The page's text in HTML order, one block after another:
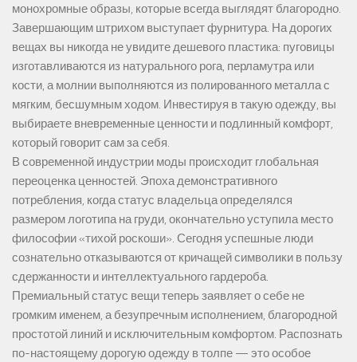
монохромные образы, которые всегда выглядят благородно.
Завершающим штрихом выступает фурнитура. На дорогих
вещах вы никогда не увидите дешевого пластика: пуговицы
изготавливаются из натурального рога, перламутра или
кости, а молнии выполняются из полированного металла с
мягким, бесшумным ходом. Инвестируя в такую одежду, вы
выбираете вневременные ценности и подлинный комфорт,
который говорит сам за себя.
В современной индустрии моды происходит глобальная
переоценка ценностей. Эпоха демонстративного
потребления, когда статус владельца определялся
размером логотипа на груди, окончательно уступила место
философии «тихой роскоши». Сегодня успешные люди
сознательно отказываются от кричащей символики в пользу
сдержанности и интеллектуального гардероба.
Премиальный статус вещи теперь заявляет о себе не
громким именем, а безупречным исполнением, благородной
простотой линий и исключительным комфортом. Распознать
по-настоящему дорогую одежду в толпе — это особое